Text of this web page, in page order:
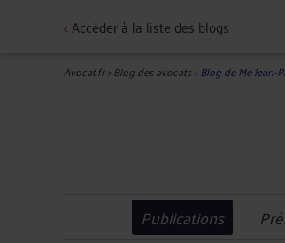
<Accéder à la liste des blogs
Avocat.fr>Blog des avocats>Blog de Me Jean-
Publications